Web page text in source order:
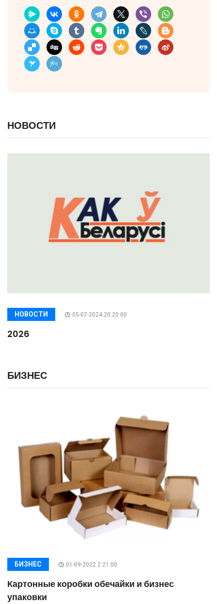
НОВОСТИ
НОВОСТИ 05-07-2024 20:20:00
2026
БИЗНЕС
БИЗНЕС 01-09-2022 2:21:00
Картонные коробки обечайки и бизнес
упаковки